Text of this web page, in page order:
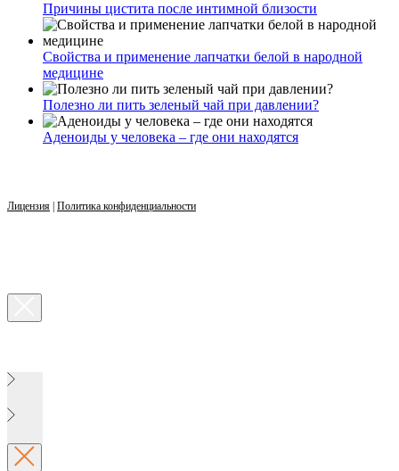
Причины цистита после интимной близости
Свойства и применение лапчатки белой в народной
медицине
Полезно ли пить зеленый чай при давлении?
Аденоиды у человека – где они находятся
Лицензия Политика конфиденциальности